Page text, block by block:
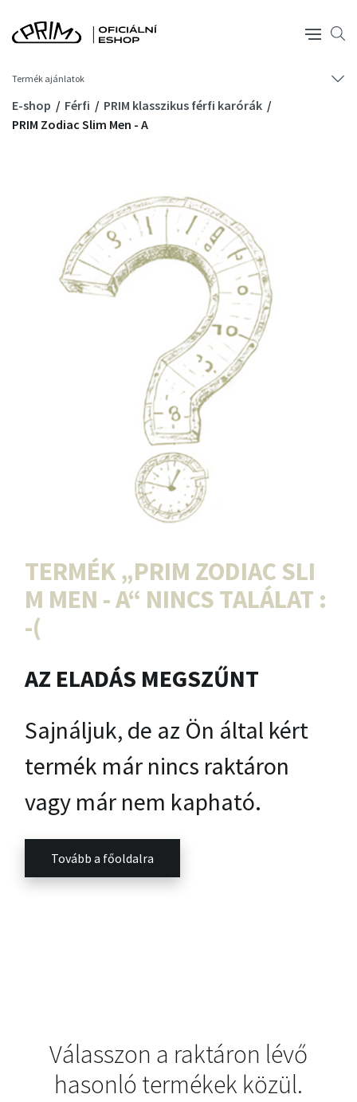
Termék ajánlatok
E-shop Férfi
PRIM klasszikus férfi karórák
PRIM Zodiac Slim Men - A
TERMÉK „PRIM ZODIAC SLI
M MEN - A“ NINCS TALÁLAT :
-(
AZ ELADÁS MEGSZŰNT
Sajnáljuk, de az Ön által kért
termék már nincs raktáron
vagy már nem kapható.
Tovább a főoldalra
Válasszon a raktáron lévő
hasonló termékek közül.